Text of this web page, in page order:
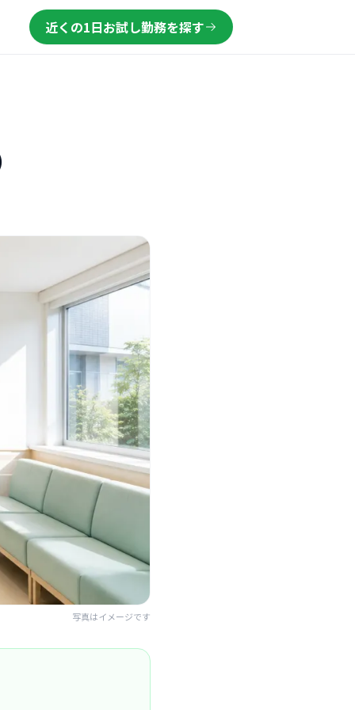
近くの1日お試し勤務を探す
写真はイメージです